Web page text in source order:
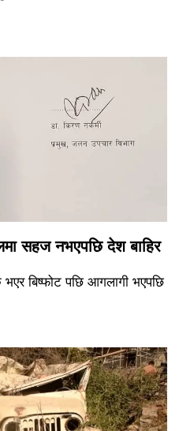
सहज नभएपछि देश बाहिर
बिष्फोट पछि आगलागी भएपछि